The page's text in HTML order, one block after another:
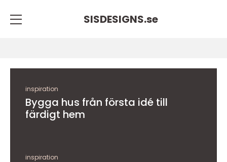
SISDESIGNS.se
inspiration
Bygga hus från första idé till
färdigt hem
inspiration